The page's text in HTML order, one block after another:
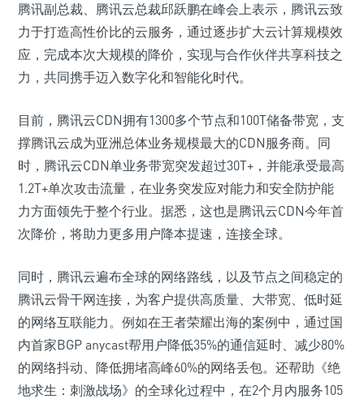
腾讯副总裁、腾讯云总裁邱跃鹏在峰会上表示，腾讯云致
力于打造高性价比的云服务，通过逐步扩大云计算规模效
应，完成本次大规模的降价，实现与合作伙伴共享科技之
力，共同携手迈入数字化和智能化时代。
目前，腾讯云CDN拥有1300多个节点和100T储备带宽，支
撑腾讯云成为亚洲总体业务规模最大的CDN服务商。同
时，腾讯云CDN单业务带宽突发超过30T+，并能承受最高
1.2T+单次攻击流量，在业务突发应对能力和安全防护能
力方面领先于整个行业。据悉，这也是腾讯云CDN今年首
次降价，将助力更多用户降本提速，连接全球。
同时，腾讯云遍布全球的网络路线，以及节点之间稳定的
腾讯云骨干网连接，为客户提供高质量、大带宽、低时延
的网络互联能力。例如在王者荣耀出海的案例中，通过国
内首家BGP anycast帮用户降低35%的通信延时、减少80%
的网络抖动、降低拥堵高峰60%的网络丢包。还帮助《绝
地求生：刺激战场》的全球化过程中，在2个月内服务105